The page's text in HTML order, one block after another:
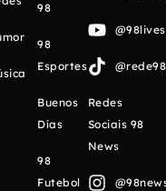
98
98
Esportes
Buenos
Días
98
Futebol
Redes
Sociais 98
News